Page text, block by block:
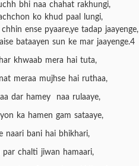
bhi naa chahat rakhungi,
ko khud paal lungi,
ense pyaare,ye tadap jaayenge,
bataayen sun ke mar jaayenge.4
khwaab mera hai tuta,
meraa mujhse hai ruthaa,
dar hamey naa rulaaye,
ka hamen gam sataaye,
naari bani hai bhikhari,
par chalti jiwan hamaari,